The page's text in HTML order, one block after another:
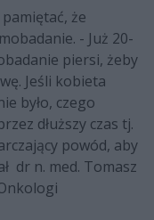
że
- Już 20-
piersi, żeby
Jeśli kobieta
było, czego
dłuższy czas tj.
powód, aby
dr n. med. Tomasz